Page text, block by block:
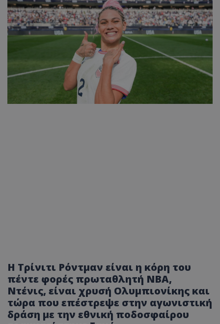
Η Τρίνιτι Ρόντμαν είναι η κόρη του
πέντε φορές πρωταθλητή ΝΒΑ,
Ντένις, είναι χρυσή Ολυμπιονίκης και
τώρα που επέστρεψε στην αγωνιστική
δράση με την εθνική ποδοσφαίρου